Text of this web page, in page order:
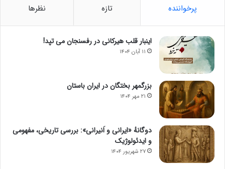
پرخواننده تازه نظرها
اینبار قلب هیرکانی در رفسنجان می تپد!
۱۱ آبان ۱۴۰۴
بزرگمهر بختگان در ایران باستان
۲۱ مهر ۱۴۰۴
دوگانهٔ «ایرانی و اَنیرانی»: بررسی تاریخی، مفهومی
و ایدئولوژیک
۲۷ شهریور ۱۴۰۴